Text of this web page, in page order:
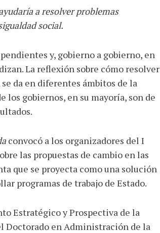
a resolver problemas
social.
y, gobierno a gobierno, en
La reflexión sobre cómo resolver
da en diferentes ámbitos de la
los gobiernos, en su mayoría, son de
convocó a los organizadores del I
las propuestas de cambio en las
que se proyecta como una solución
programas de trabajo de Estado.
Estratégico y Prospectiva de la
Doctorado en Administración de la
JULIO 24, 2026
Rechazo al reparto desigual
de ganancias es mayor